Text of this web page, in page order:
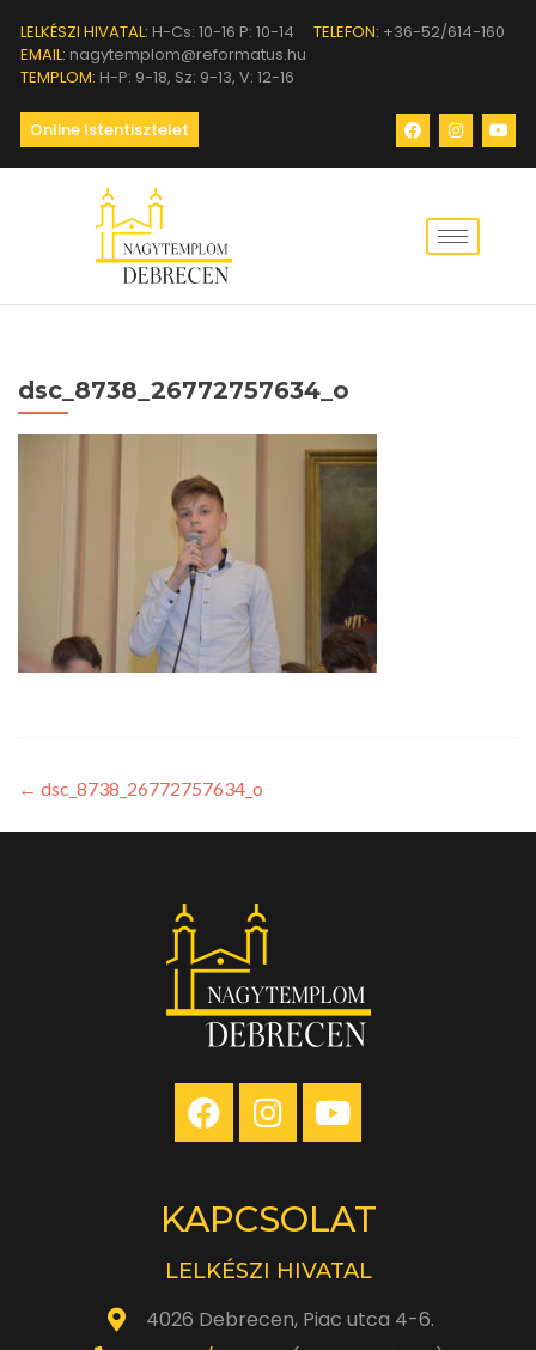
LELKÉSZI HIVATAL: H-Cs: 10-16 P: 10-14 TELEFON: +36-52/614-160
EMAIL: nagytemplom@reformatus.hu
TEMPLOM: H-P: 9-18, Sz: 9-13, V: 12-16
Online Istentisztelet
dsc_8738_26772757634_o
← dsc_8738_26772757634_o
KAPCSOLAT
LELKÉSZI HIVATAL
4026 Debrecen, Piac utca 4-6.